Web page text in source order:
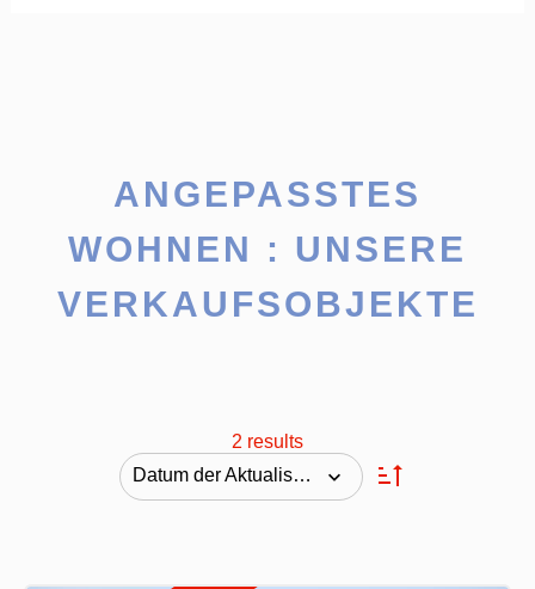
ANGEPASSTES
WOHNEN : UNSERE
VERKAUFSOBJEKTE
2 results
Datum der Aktualisierung